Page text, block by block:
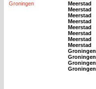
Groningen Meerstad
Meerstad
Meerstad
Meerstad
Meerstad
Meerstad
Meerstad
Meerstad
Groningen
Groningen
Groningen
Groningen